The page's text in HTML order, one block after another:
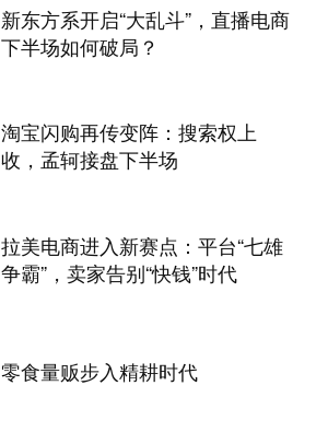
新东方系开启“大乱斗”，直播电商
下半场如何破局？
淘宝闪购再传变阵：搜索权上
收，孟轲接盘下半场
拉美电商进入新赛点：平台“七雄
争霸”，卖家告别“快钱”时代
零食量贩步入精耕时代